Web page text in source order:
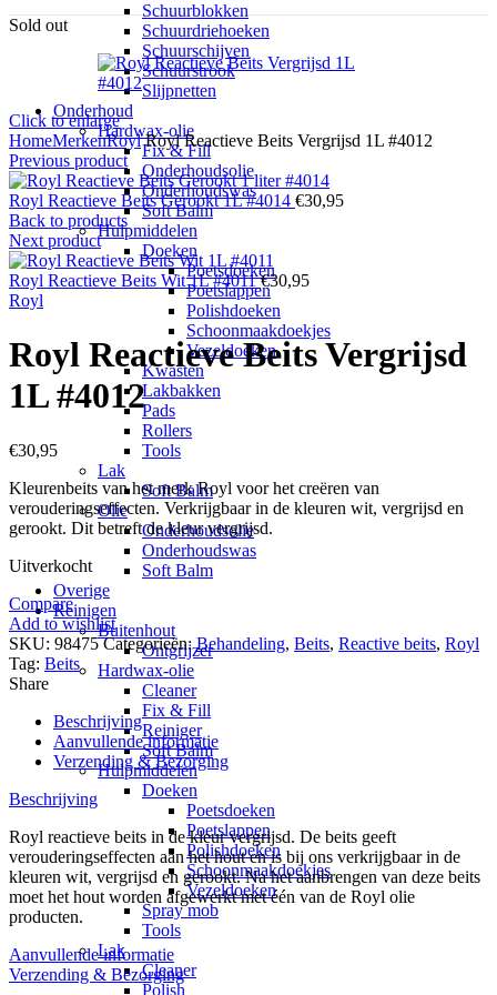
Schuurblokken
Schuurdriehoeken
Schuurschijven
Schuurstrook
Slijpnetten
Onderhoud
Hardwax-olie
Fix & Fill
Onderhoudsolie
Onderhoudswas
Soft Balm
Hulpmiddelen
Doeken
Poetsdoeken
Poetslappen
Polishdoeken
Schoonmaakdoekjes
Vezeldoeken
Kwasten
Lakbakken
Pads
Rollers
Tools
Lak
Soft Balm
Olie
Onderhoudsolie
Onderhoudswas
Soft Balm
Overige
Reinigen
Buitenhout
Ontgrijzer
Hardwax-olie
Cleaner
Fix & Fill
Reiniger
Soft Balm
Hulpmiddelen
Doeken
Poetsdoeken
Poetslappen
Polishdoeken
Schoonmaakdoekjes
Vezeldoeken
Spray mob
Tools
Lak
Cleaner
Polish
Sold out
Click to enlarge
HomeMerkenRoylRoyl Reactieve Beits Vergrijsd 1L #4012
Previous product
Royl Reactieve Beits Gerookt 1L #4014 €30,95
Back to products
Next product
Royl Reactieve Beits Wit 1L #4011€30,95
Royl
Royl Reactieve Beits Vergrijsd
1L #4012
€30,95
Kleurenbeits van het merk Royl voor het creëren van
verouderingseffecten. Verkrijgbaar in de kleuren wit, vergrijsd en
gerookt. Dit betreft de kleur vergrijsd.
Uitverkocht
Compare
Add to wishlist
SKU: 98475 Categorieën:Behandeling, Beits, Reactive beits, Royl
Tag: Beits
Share
Beschrijving
Aanvullende informatie
Verzending & Bezorging
Beschrijving
Royl reactieve beits in de kleur vergrijsd. De beits geeft
verouderingseffecten aan het hout en is bij ons verkrijgbaar in de
kleuren wit, vergrijsd en gerookt. Na het aanbrengen van deze beits
moet het hout worden afgewerkt met één van de Royl olie
producten.
Aanvullende informatie
Verzending & Bezorging